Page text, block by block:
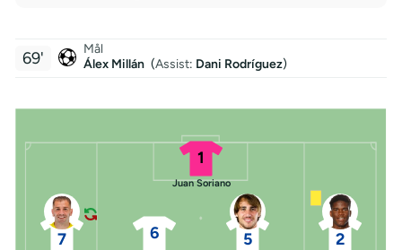
Mål
Álex Millán (Assist: Dani Rodríguez)
69'
1
Juan Soriano
2
5
6
7